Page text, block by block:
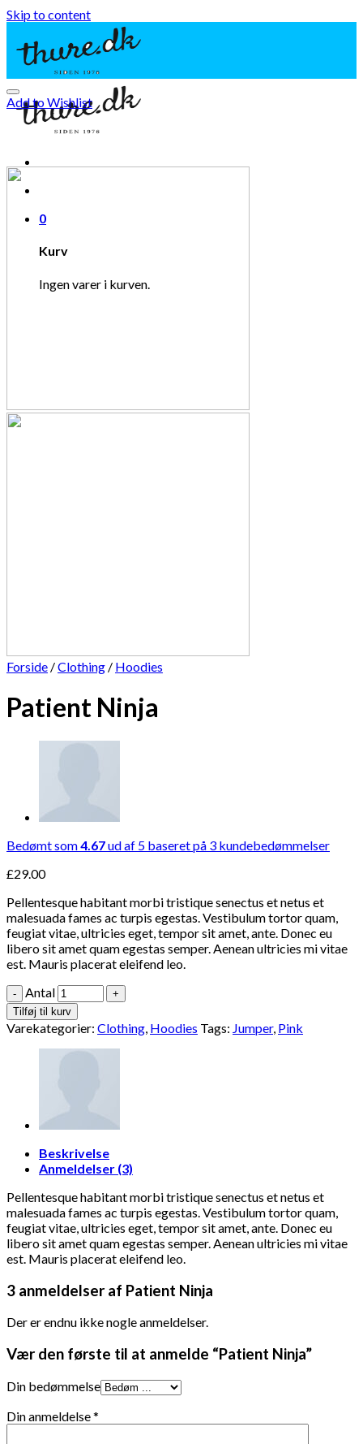
Skip to content
0
Kurv
Ingen varer i kurven.
Add to Wishlist
Forside /Clothing / Hoodies
Patient Ninja
Bedømt som4.67ud af 5 baseret på 3 kundebedømmelser
£29.00
Pellentesque habitant morbi tristique senectus et netus et
malesuada fames ac turpis egestas. Vestibulum tortor quam,
feugiat vitae, ultricies eget, tempor sit amet, ante. Donec eu
libero sit amet quam egestas semper. Aenean ultricies mi vitae
est. Mauris placerat eleifend leo.
Antal
Tilføj til kurv
Varekategorier: Clothing, Hoodies Tags: Jumper, Pink
Beskrivelse
Anmeldelser (3)
Pellentesque habitant morbi tristique senectus et netus et
malesuada fames ac turpis egestas. Vestibulum tortor quam,
feugiat vitae, ultricies eget, tempor sit amet, ante. Donec eu
libero sit amet quam egestas semper. Aenean ultricies mi vitae
est. Mauris placerat eleifend leo.
3 anmeldelser af Patient Ninja
Der er endnu ikke nogle anmeldelser.
Vær den første til at anmelde “Patient Ninja”
Din bedømmelse
Din anmeldelse*